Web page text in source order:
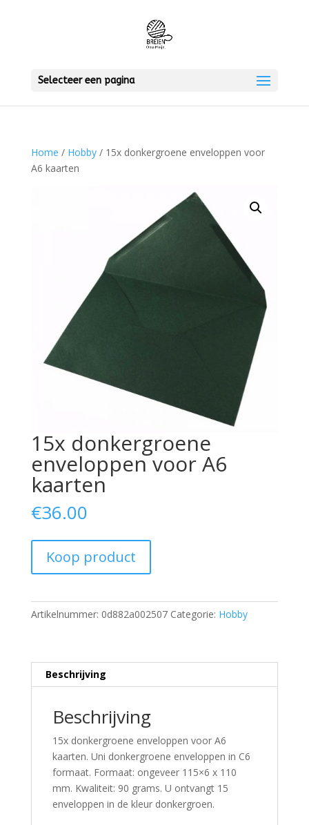
Selecteer een pagina
Home / Hobby/ 15x donkergroene enveloppen voor
A6 kaarten
15x donkergroene
enveloppen voor A6
kaarten
€36.00
Koop product
Artikelnummer: 0d882a002507 Categorie: Hobby
Beschrijving
Beschrijving
15x donkergroene enveloppen voor A6
kaarten. Uni donkergroene enveloppen in C6
formaat. Formaat: ongeveer 115×6 x 110
mm. Kwaliteit: 90 grams. U ontvangt 15
enveloppen in de kleur donkergroen.